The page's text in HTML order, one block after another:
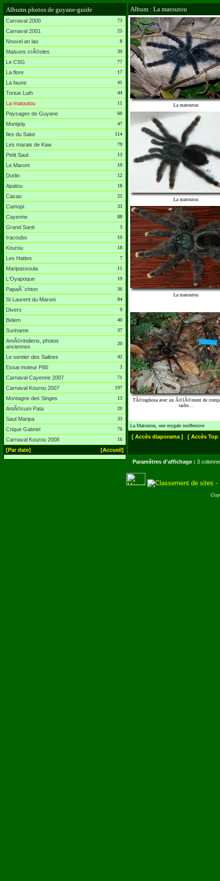
Albums photos de guyane-guide
Carnaval 2000 73
Carnaval 2001 25
Nouvel an lao 8
Maisons crÃ©oles 39
Le CSG 77
La flore 17
La faune 41
Tortue Luth 44
La matoutou 11
Paysages de Guyane 60
Montjoly 47
Iles du Salut 114
Les marais de Kaw 79
Petit Saut 13
Le Maroni 19
Dorlin 12
Apatou 18
Cacao 25
Camopi 33
Cayenne 88
Grand Santi 3
Iracoubo 10
Kourou 18
Les Hattes 7
Maripassoula 11
L'Oyapoque 19
PapaÃ¯chton 36
St Laurent du Maroni 84
Divers 9
Belem 40
Suriname 37
AmÃ©rindiens, photos
anciennes
20
Le sentier des Salines 42
Essai moteur P80 3
Carnaval Cayenne 2007 71
Carnaval Kourou 2007 197
Montagne des Singes 13
AntÃ©cum Pata 20
Saut Maripa 33
Crique Gabriel 76
Carnaval Kourou 2008 16
[Par date] [Accueil]
Album : La matoutou
La matoutou
La matoutou
La matoutou
TÃ©raphosa avec un Ã©lÃ©ment de
taille...
La Matoutou, une mygale inoffensive
[ Accès diaporama ] [ Accès Top
Paramêtres d'affichage : 3